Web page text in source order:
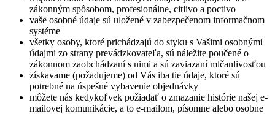
zákonným spôsobom, profesionálne, citlivo a poctivo
vaše osobné údaje sú uložené v zabezpečenom informačnom
systéme
všetky osoby, ktoré prichádzajú do styku s Vašimi osobnými
údajmi zo strany prevádzkovateľa, sú náležite poučené o
zákonnom zaobchádzaní s nimi a sú zaviazaní mlčanlivosťou
získavame (požadujeme) od Vás iba tie údaje, ktoré sú
potrebné na úspešné vybavenie objednávky
môžete nás kedykoľvek požiadať o zmazanie histórie našej e-
mailovej komunikácie, a to e-mailom, písomne alebo osobne